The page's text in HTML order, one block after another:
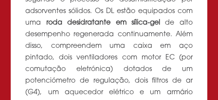
adsorventes sólidos. Os DL estão equipados com
uma roda desidratante em sílica-gelde alto
desempenho regenerada continuamente. Além
disso, compreendem uma caixa em aço
pintado, dois ventiladores com motor EC (por
comutação eletrónica) dotados de um
potenciómetro de regulação, dois filtros de ar
(G4), um aquecedor elétrico e um armário